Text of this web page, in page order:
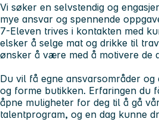
Vi søker en selvstendig og
mye ansvar og spennende
7-Eleven trives i kontakten med
elsker å selge mat og drikke til
ønsker å være med å motivere de
Du vil få egne ansvarsområder
og forme butikken. Erfaringen du
åpne muligheter for deg til å gå
talentprogram, og en dag kunne